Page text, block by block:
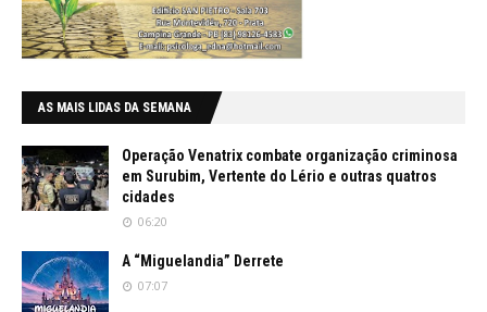
AS MAIS LIDAS DA SEMANA
Operação Venatrix combate organização criminosa
em Surubim, Vertente do Lério e outras quatros
cidades
06:20
A “Miguelandia” Derrete
07:07